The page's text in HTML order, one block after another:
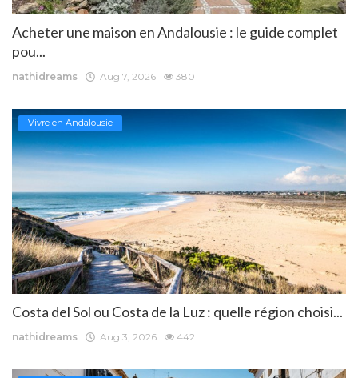
Acheter une maison en Andalousie : le guide complet
pou...
nathidreams Aug 7, 2026 380
Vivre en Andalousie
Costa del Sol ou Costa de la Luz : quelle région choisi...
nathidreams Aug 3, 2026 442